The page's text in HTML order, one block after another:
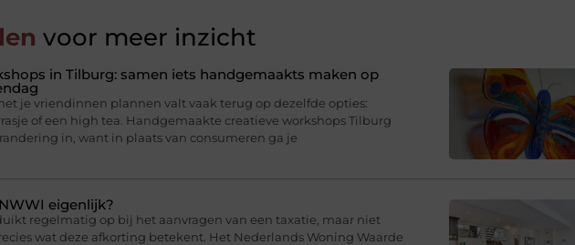
voor meer inzicht
in Tilburg: samen iets handgemaakts maken op
je vriendinnen plannen valt vaak terug op dezelfde opties:
of een high tea. Handgemaakte creatieve workshops Tilburg
in, want in plaats van consumeren ga je
eigenlijk?
regelmatig op bij het aanvragen van een taxatie, maar niet
wat deze afkorting betekent. Het Nederlands Woning Waarde